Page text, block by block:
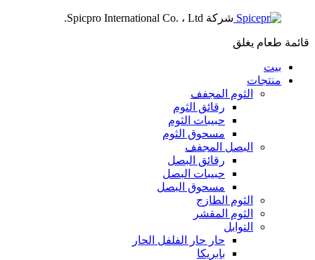
شركة Spicpro International Co. ، Ltd.
قائمة طعام يغلق
بيت
منتجات
الثوم المجفف
رقائق الثوم
حبيبات الثوم
مسحوق الثوم
البصل المجفف
رقائق البصل
حبيبات البصل
مسحوق البصل
الثوم الطازج
الثوم المقشر
التوابل
حار حار الفلفل الحار
بابريكا